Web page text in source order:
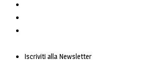
Iscriviti alla Newsletter